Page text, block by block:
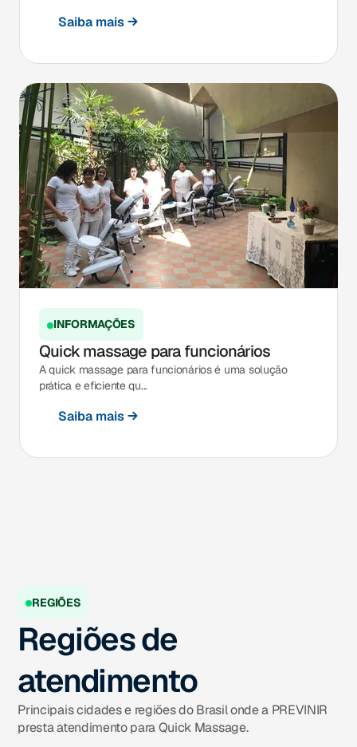
Saiba mais
INFORMAÇÕES
Quick massage para funcionários
A quick massage para funcionários é uma solução
prática e eficiente qu...
Saiba mais
REGIÕES
Regiões de
atendimento
Principais cidades e regiões do Brasil onde a PREVINIR
presta atendimento para Quick Massage.